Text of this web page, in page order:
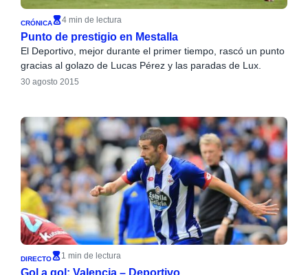
CRÓNICA 4 min de lectura
Punto de prestigio en Mestalla
El Deportivo, mejor durante el primer tiempo, rascó un punto
gracias al golazo de Lucas Pérez y las paradas de Lux.
30 agosto 2015
DIRECTO 1 min de lectura
Gol a gol: Valencia – Deportivo